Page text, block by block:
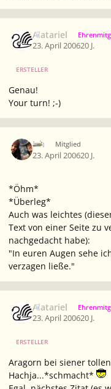
Alatariel
23. April 200620 J.
ERSTELLER
Genau!
Your turn! ;-)
Ich Mitglied
23. April 200620 J.
*Öhm*
*Überleg*
Auch was leichtes
Text von einer Seite zu
nachgedacht habe):
"In euren Augen sehe
verzagen ließe."
Alatariel
23. April 200620 J.
ERSTELLER
Aragorn bei siener
Hachja...*schmacht*